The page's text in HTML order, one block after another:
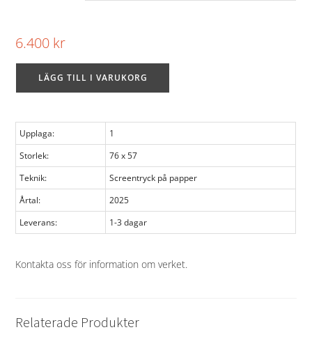
6.400 kr
LÄGG TILL I VARUKORG
Upplaga:
1
Storlek:
76 x 57
Teknik:
Screentryck på papper
Årtal:
2025
Leverans:
1-3 dagar
Kontakta oss för information om verket.
Relaterade Produkter